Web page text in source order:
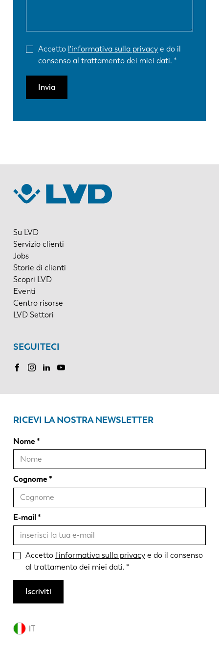
Accetto l'informativa sulla privacy e do il
consenso al trattamento dei miei dati.
Invia
Su LVD
Servizio clienti
Jobs
Storie di clienti
Scopri LVD
Eventi
Centro risorse
LVD Settori
SEGUITECI
IT
RICEVI LA NOSTRA NEWSLETTER
Nome
Cognome
E-mail
Accetto l'informativa sulla privacye do il consenso
al trattamento dei miei dati.
Iscriviti